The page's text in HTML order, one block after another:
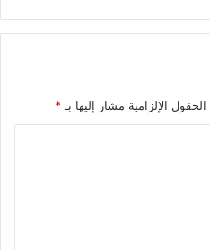
الحقول الإلزامية مشار إليها بـ*